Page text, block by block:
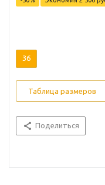
36
Таблица размеров
Поделиться